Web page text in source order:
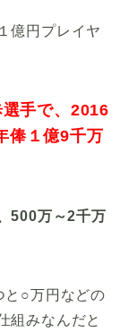
億円プレイヤ
手で、2016
俸１億9千万
500万～2千万
と○万円などの
組みなんだと